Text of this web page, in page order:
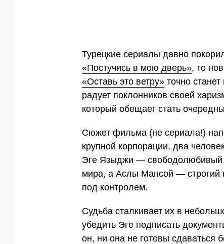
Турецкие сериалы давно
«Постучись в мою дверь», то
«Оставь это ветру» точно
радует поклонников своей
который обещает стать
Сюжет фильма (не сериала!)
крупной корпорации, два
Эге Языджи — свободолюбивый
мира, а Аслы Мансой — строгий
под контролем.
Судьба сталкивает их в
убедить Эге подписать
он, ни она не готовы сдаваться